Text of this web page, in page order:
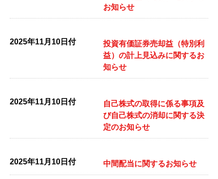
お知らせ
2025年11月10日付
投資有価証券売却益（特別利
益）の計上見込みに関するお
知らせ
2025年11月10日付
自己株式の取得に係る事項及
び自己株式の消却に関する決
定のお知らせ
2025年11月10日付 中間配当に関するお知らせ